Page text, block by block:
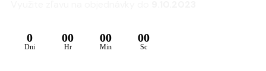
0
Dni
00
Hr
00
Min
00
Sc